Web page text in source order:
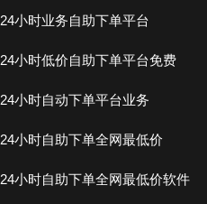
24小时业务自助下单平台
24小时低价自助下单平台免费
24小时自动下单平台业务
24小时自助下单全网最低价
24小时自助下单全网最低价软件